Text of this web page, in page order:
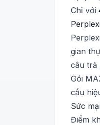
Chỉ với
gian
câu trả
Gói
cầu
Sức
Điểm